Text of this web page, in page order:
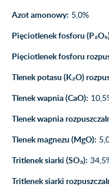
Azot amonowy: 5,0%
Pięciotlenek fosforu
Pięciotlenek fosforu
Tlenek potasu (K₂O)
Tlenek wapnia (CaO):
Tlenek wapnia
Tlenek magnezu (MgO):
Tritlenek siarki (SO₃):
Tritlenek siarki